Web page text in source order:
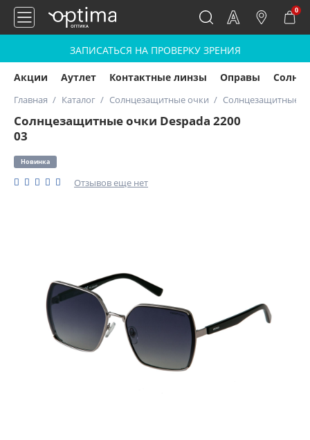
0
ЗАПИСАТЬСЯ НА ПРОВЕРКУ ЗРЕНИЯ
Акции Аутлет Контактные линзы Оправы
Главная Каталог Солнцезащитные очки Солнцезащитные
Солнцезащитные очки Despada 2200
03
Новинка
Отзывов еще нет